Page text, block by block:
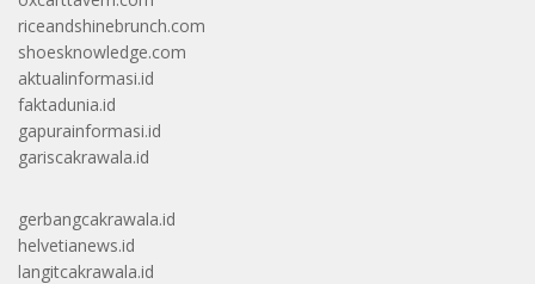
riceandshinebrunch.com
shoesknowledge.com
aktualinformasi.id
faktadunia.id
gapurainformasi.id
gariscakrawala.id
gerbangcakrawala.id
helvetianews.id
langitcakrawala.id